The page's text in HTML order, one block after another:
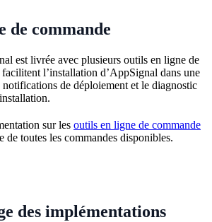
de commande
est livrée avec plusieurs outils en ligne de
l’installation d’AppSignal dans une
de déploiement et le diagnostic
sur les outils en ligne de commande
de toutes les commandes disponibles.
des implémentations